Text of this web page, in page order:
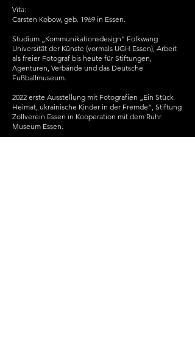
Vita:
Carsten Kobow, geb. 1969 in Essen.
Studium „Kommunikationsdesign“ Folkwang
Universität der Künste (vormals UGH Essen), Arbeit
als freier Fotograf bis heute für Stiftungen,
Agenturen, Verbände und das Deutsche
Fußballmuseum.
2022 erste Ausstellung mit Fotografien „Ein Stück
Heimat, ukrainische Kinder in der Fremde“, Stiftung
Zollverein Essen in Kooperation mit dem Ruhr
Museum Essen.